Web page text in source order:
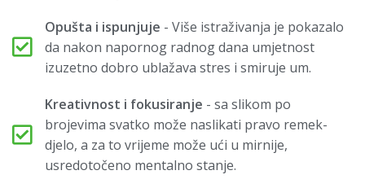
Opušta i ispunjuje - Više istraživanja je pokazalo
da nakon napornog radnog dana umjetnost
izuzetno dobro ublažava stres i smiruje um.
Kreativnost i fokusiranje - sa slikom po
brojevima svatko može naslikati pravo remek-
djelo, a za to vrijeme može ući u mirnije,
usredotočeno mentalno stanje.